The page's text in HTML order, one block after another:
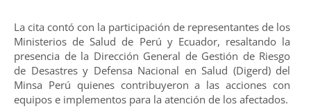
La cita contó con la participación de representantes de los
Ministerios de Salud de Perú y Ecuador, resaltando la
presencia de la Dirección General de Gestión de Riesgo
de Desastres y Defensa Nacional en Salud (Digerd) del
Minsa Perú quienes contribuyeron a las acciones con
equipos e implementos para la atención de los afectados.